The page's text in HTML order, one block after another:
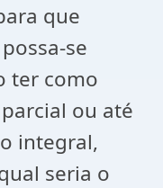
que
se
ter como
ou até
integral,
seria o